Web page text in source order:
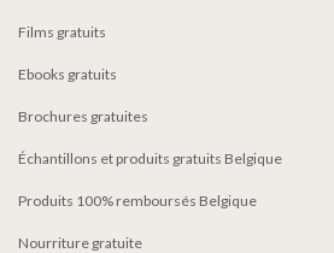
Films gratuits
Ebooks gratuits
Brochures gratuites
Échantillons et produits gratuits Belgique
Produits 100% remboursés Belgique
Nourriture gratuite